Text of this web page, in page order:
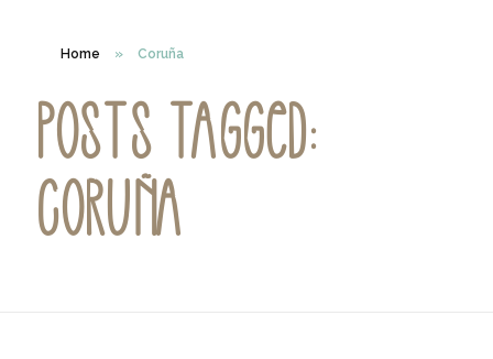
Home » Coruña
Posts tagged:
Coruña